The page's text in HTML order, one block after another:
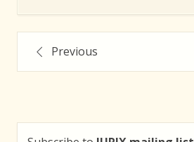
PostPrevious